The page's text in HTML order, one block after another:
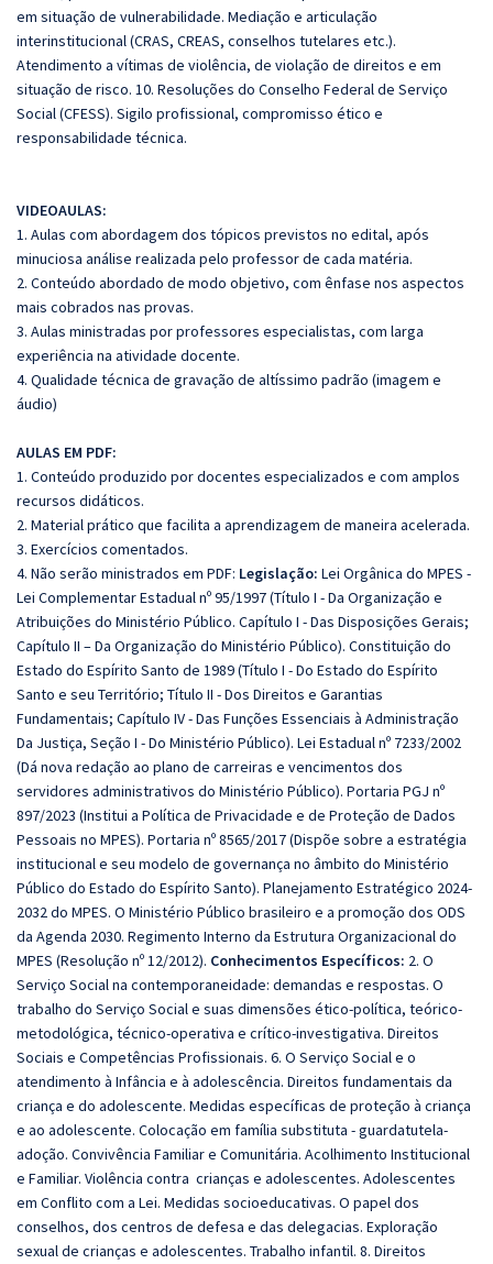
em situação de vulnerabilidade. Mediação e articulação
interinstitucional (CRAS, CREAS, conselhos tutelares etc.).
Atendimento a vítimas de violência, de violação de direitos e em
situação de risco. 10. Resoluções do Conselho Federal de Serviço
Social (CFESS). Sigilo profissional, compromisso ético e
responsabilidade técnica.
VIDEOAULAS:
1. Aulas com abordagem dos tópicos previstos no edital, após
minuciosa análise realizada pelo professor de cada matéria.
2. Conteúdo abordado de modo objetivo, com ênfase nos aspectos
mais cobrados nas provas.
3. Aulas ministradas por professores especialistas, com larga
experiência na atividade docente.
4. Qualidade técnica de gravação de altíssimo padrão (imagem e
áudio)
AULAS EM PDF:
1. Conteúdo produzido por docentes especializados e com amplos
recursos didáticos.
2. Material prático que facilita a aprendizagem de maneira acelerada.
3. Exercícios comentados.
4. Não serão ministrados em PDF: Legislação: Lei Orgânica do MPES -
Lei Complementar Estadual nº 95/1997 (Título I - Da Organização e
Atribuições do Ministério Público. Capítulo I - Das Disposições Gerais;
Capítulo II – Da Organização do Ministério Público). Constituição do
Estado do Espírito Santo de 1989 (Título I - Do Estado do Espírito
Santo e seu Território; Título II - Dos Direitos e Garantias
Fundamentais; Capítulo IV - Das Funções Essenciais à Administração
Da Justiça, Seção I - Do Ministério Público). Lei Estadual nº 7233/2002
(Dá nova redação ao plano de carreiras e vencimentos dos
servidores administrativos do Ministério Público). Portaria PGJ nº
897/2023 (Institui a Política de Privacidade e de Proteção de Dados
Pessoais no MPES). Portaria nº 8565/2017 (Dispõe sobre a estratégia
institucional e seu modelo de governança no âmbito do Ministério
Público do Estado do Espírito Santo). Planejamento Estratégico 2024-
2032 do MPES. O Ministério Público brasileiro e a promoção dos ODS
da Agenda 2030. Regimento Interno da Estrutura Organizacional do
MPES (Resolução nº 12/2012). Conhecimentos Específicos: 2. O
Serviço Social na contemporaneidade: demandas e respostas. O
trabalho do Serviço Social e suas dimensões ético-política, teórico-
metodológica, técnico-operativa e crítico-investigativa. Direitos
Sociais e Competências Profissionais. 6. O Serviço Social e o
atendimento à Infância e à adolescência. Direitos fundamentais da
criança e do adolescente. Medidas específicas de proteção à criança
e ao adolescente. Colocação em família substituta - guardatutela-
adoção. Convivência Familiar e Comunitária. Acolhimento Institucional
e Familiar. Violência contra crianças e adolescentes. Adolescentes
em Conflito com a Lei. Medidas socioeducativas. O papel dos
conselhos, dos centros de defesa e das delegacias. Exploração
sexual de crianças e adolescentes. Trabalho infantil. 8. Direitos